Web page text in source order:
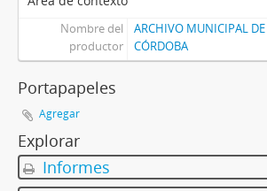
Nombre del
productor
ARCHIVO MUNICIPAL DE
CÓRDOBA
Portapapeles
Agregar
Explorar
Informes